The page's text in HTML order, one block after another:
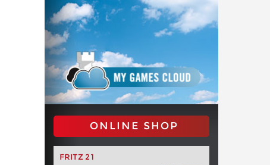
ONLINE SHOP
FRITZ 21